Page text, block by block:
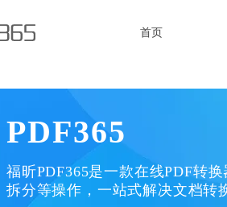
首页
PDF365
福昕PDF365是一款在线PDF转
拆分等操作，一站式解决文档转